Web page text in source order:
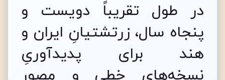
در طول تقریباً دویست و
پنجاه سال، زرتشتیانِ ایران و
هند برای پدیدآوریِ